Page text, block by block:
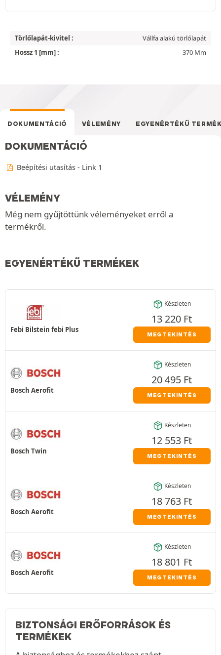
Törlőlapát-kivitel :
Vállfa alakú törlőlapát
Hossz 1 [mm] :
370 Mm
DOKUMENTÁCIÓ VÉLEMÉNY EGYENÉRTÉKŰ
DOKUMENTÁCIÓ
Beépítési utasítás - Link 1
VÉLEMÉNY
Még nem gyűjtöttünk véleményeket erről a
termékről.
EGYENÉRTÉKŰ TERMÉKEK
Febi Bilstein febi Plus
Készleten
13 220 Ft
MEGTEKINTÉS
Bosch Aerofit
Készleten
20 495 Ft
MEGTEKINTÉS
Bosch Twin
Készleten
12 553 Ft
MEGTEKINTÉS
Bosch Aerofit
Készleten
18 763 Ft
MEGTEKINTÉS
Bosch Aerofit
Készleten
18 801 Ft
MEGTEKINTÉS
BIZTONSÁGI ERŐFORRÁSOK ÉS
TERMÉKEK